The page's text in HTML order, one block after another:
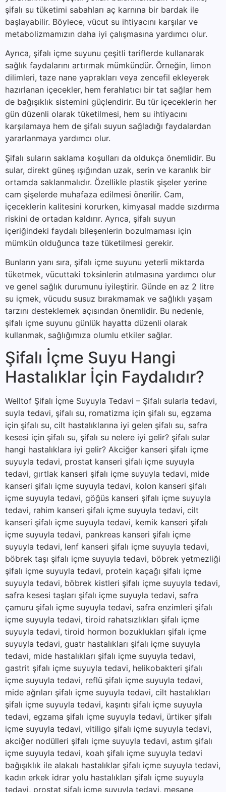
şifalı su tüketimi sabahları aç karnına bir bardak ile
başlayabilir. Böylece, vücut su ihtiyacını karşılar ve
metabolizmamızın daha iyi çalışmasına yardımcı olur.
Ayrıca, şifalı içme suyunu çeşitli tariflerde kullanarak
sağlık faydalarını artırmak mümkündür. Örneğin, limon
dilimleri, taze nane yaprakları veya zencefil ekleyerek
hazırlanan içecekler, hem ferahlatıcı bir tat sağlar hem
de bağışıklık sistemini güçlendirir. Bu tür içeceklerin her
gün düzenli olarak tüketilmesi, hem su ihtiyacını
karşılamaya hem de şifalı suyun sağladığı faydalardan
yararlanmaya yardımcı olur.
Şifalı suların saklama koşulları da oldukça önemlidir. Bu
sular, direkt güneş ışığından uzak, serin ve karanlık bir
ortamda saklanmalıdır. Özellikle plastik şişeler yerine
cam şişelerde muhafaza edilmesi önerilir. Cam,
içeceklerin kalitesini korurken, kimyasal madde sızdırma
riskini de ortadan kaldırır. Ayrıca, şifalı suyun
içeriğindeki faydalı bileşenlerin bozulmaması için
mümkün olduğunca taze tüketilmesi gerekir.
Bunların yanı sıra, şifalı içme suyunu yeterli miktarda
tüketmek, vücuttaki toksinlerin atılmasına yardımcı olur
ve genel sağlık durumunu iyileştirir. Günde en az 2 litre
su içmek, vücudu susuz bırakmamak ve sağlıklı yaşam
tarzını desteklemek açısından önemlidir. Bu nedenle,
şifalı içme suyunu günlük hayatta düzenli olarak
kullanmak, sağlığımıza olumlu etkiler sağlar.
Şifalı İçme Suyu Hangi
Hastalıklar İçin Faydalıdır?
Welltof Şifalı İçme Suyuyla Tedavi – Şifalı sularla tedavi,
suyla tedavi, şifalı su, romatizma için şifalı su, egzama
için şifalı su, cilt hastalıklarına iyi gelen şifalı su, safra
kesesi için şifalı su, şifalı su nelere iyi gelir? şifalı sular
hangi hastalıklara iyi gelir? Akciğer kanseri şifalı içme
suyuyla tedavi, prostat kanseri şifalı içme suyuyla
tedavi, gırtlak kanseri şifalı içme suyuyla tedavi, mide
kanseri şifalı içme suyuyla tedavi, kolon kanseri şifalı
içme suyuyla tedavi, göğüs kanseri şifalı içme suyuyla
tedavi, rahim kanseri şifalı içme suyuyla tedavi, cilt
kanseri şifalı içme suyuyla tedavi, kemik kanseri şifalı
içme suyuyla tedavi, pankreas kanseri şifalı içme
suyuyla tedavi, lenf kanseri şifalı içme suyuyla tedavi,
böbrek taşı şifalı içme suyuyla tedavi, böbrek yetmezliği
şifalı içme suyuyla tedavi, protein kaçağı şifalı içme
suyuyla tedavi, böbrek kistleri şifalı içme suyuyla tedavi,
safra kesesi taşları şifalı içme suyuyla tedavi, safra
çamuru şifalı içme suyuyla tedavi, safra enzimleri şifalı
içme suyuyla tedavi, tiroid rahatsızlıkları şifalı içme
suyuyla tedavi, tiroid hormon bozuklukları şifalı içme
suyuyla tedavi, guatr hastalıkları şifalı içme suyuyla
tedavi, mide hastalıkları şifalı içme suyuyla tedavi,
gastrit şifalı içme suyuyla tedavi, helikobakteri şifalı
içme suyuyla tedavi, reflü şifalı içme suyuyla tedavi,
mide ağrıları şifalı içme suyuyla tedavi, cilt hastalıkları
şifalı içme suyuyla tedavi, kaşıntı şifalı içme suyuyla
tedavi, egzama şifalı içme suyuyla tedavi, ürtiker şifalı
içme suyuyla tedavi, vitiligo şifalı içme suyuyla tedavi,
akciğer nodülleri şifalı içme suyuyla tedavi, astım şifalı
içme suyuyla tedavi, koah şifalı içme suyuyla tedavi
bağışıklık ile alakalı hastalıklar şifalı içme suyuyla tedavi,
kadın erkek idrar yolu hastalıkları şifalı içme suyuyla
tedavi, prostat şifalı içme suyuyla tedavi, mesane